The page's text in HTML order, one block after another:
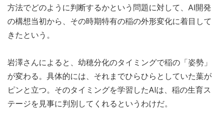
方法でどのように判断するかという問題に対して、AI開発
の構想当初から、その時期特有の稲の外形変化に着目して
きたという。
岩澤さんによると、幼穂分化のタイミングで稲の「姿勢」
が変わる。具体的には、それまでひらひらとしていた葉が
ピンと立つ。そのタイミングを学習したAIは、稲の生育ス
テージを見事に判別してくれるというわけだ。